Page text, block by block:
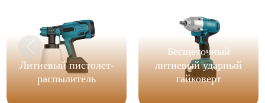
Литиевый пистолет-
распылитель
Бесщеточный
литиевый ударный
гайковерт